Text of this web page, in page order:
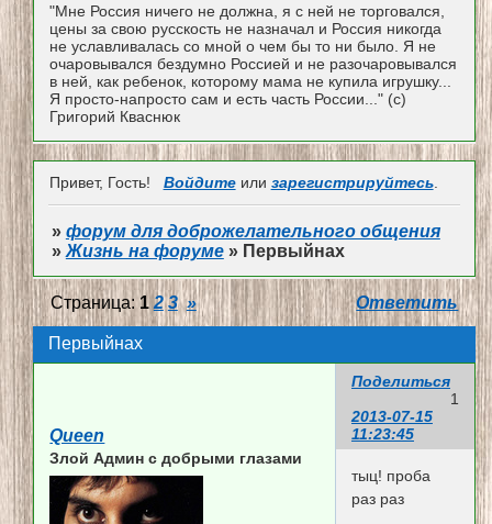
"Мне Россия ничего не должна, я с ней не торговался,
цены за свою русскость не назначал и Россия никогда
не уславливалась со мной о чем бы то ни было. Я не
очаровывался бездумно Россией и не разочаровывался
в ней, как ребенок, которому мама не купила игрушку...
Я просто-напросто сам и есть часть России..." (с)
Григорий Кваснюк
Привет, Гость! Войдитеили зарегистрируйтесь.
» форум для доброжелательного общения
» Жизнь на форуме » Первыйнах
Первыйнах
Страница: 1 2 3 » Ответить
Поделиться
1
2013-07-15
11:23:45
Queen
Злой Админ c добрыми глазами
тыц! проба
раз раз